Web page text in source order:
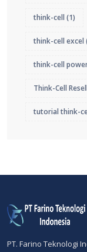
think-cell (1)
think-cell excel
think-cell
Think-Cell
tutorial think-
PT. Farino Teknologi